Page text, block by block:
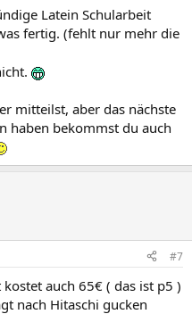
Latein Schularbeit
fertig. (fehlt nur mehr die
mitteilst, aber das nächste
haben bekommst du auch
#7
auch 65€ ( das ist p5 )
nach Hitaschi gucken